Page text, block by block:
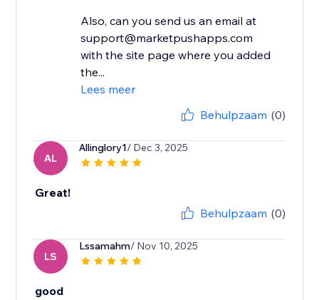
Also, can you send us an email at
support@marketpushapps.com
with the site page where you added
the...
Lees meer
Behulpzaam (0)
AL
Allinglory1/ Dec 3, 2025
Great!
Behulpzaam (0)
LS
Lssamahm/ Nov 10, 2025
good